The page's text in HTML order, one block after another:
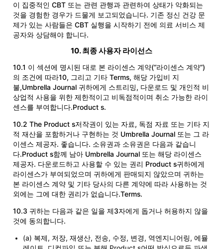
이 집중적인 CBT 또는 관련 관행과 관련하여 상태가 악화되는
것을 경험한 경우가 드물게 보고되었습니다. 기존 정신 건강 문
제가 있는 사람들은 CBT 실행을 시작하기 전에 의료 서비스 제
공자와 상담해야 합니다.
10. 최종 사용자 라이선스
10.1 이 섹션에 명시된 대로 본 라이센스 계약(“라이센스 계약”)
의 조건에 따라10, 그리고 기타 Terms, 해당 가입비 지
불,Umbrella Journal 귀하에게 스트리밍, 다운로드 및 개인적 비
상업적 사용을 위한 제한적이고 비독점적이며 취소 가능한 라이
센스를 부여합니다.Product s.
10.2 The Product s저작권이 있는 자료, 독점 자료 또는 기타 지
적 재산을 포함하거나 구현하는 것 Umbrella Journal 또는 그 라
이센스 제공자. 좋습니다. 소유권과 소유권은 다음과 같습니
다.Product s함께 남아 Umbrella Journal 또는 해당 라이센스
제공자. 다운로드하고 사용할 수 있는 권리 Product s귀하에게
라이센스가 부여되었으며 귀하에게 판매되지 않았으며 귀하는
본 라이센스 계약 및 기타 당사의 다른 계약에 따라 사용하는 것
외에는 그에 대한 권리가 없습니다.Terms.
10.3 귀하는 다음과 같은 일을 제3자에게 돕거나 허용하지 않을
것에 동의합니다.
(a) 복제, 저장, 재생산, 전송, 수정, 변경, 역엔지니어링, 에뮬